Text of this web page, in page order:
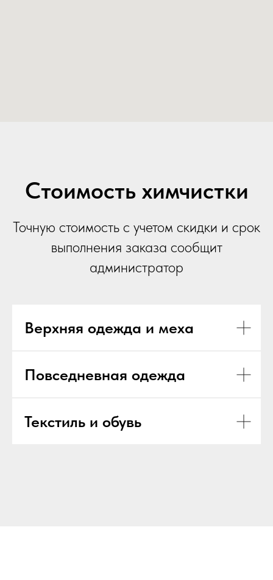
Стоимость химчистки
Точную стоимость с учетом скидки и срок
выполнения заказа сообщит
администратор
Верхняя одежда и меха
Повседневная одежда
Текстиль и обувь